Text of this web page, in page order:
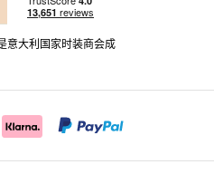
意大利国家时装商会成